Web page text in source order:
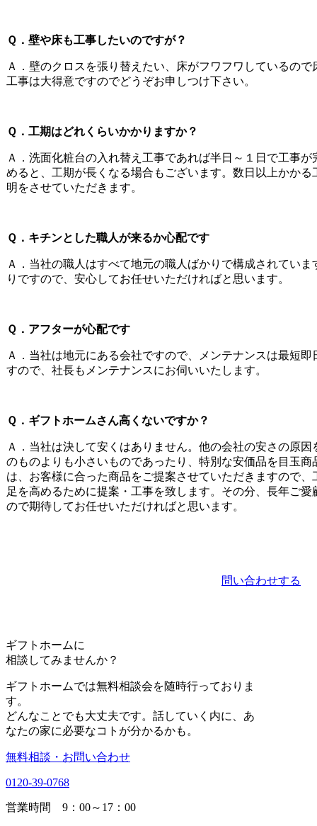
Ｑ．壁や床も工事したいのですが？
Ａ．壁のクロスを張り替えたい、床がフワフワしているの
工事は大得意ですのでどうぞお申しつけ下さい。
Ｑ．工期はどれくらいかかりますか？
Ａ．洗面化粧台の入れ替え工事であれば半日～１日で工事
めると、工期が長くなる場合もございます。数日以上かか
明をさせていただきます。
Ｑ．キチンとした職人が来るか心配です
Ａ．当社の職人はすべて地元の職人ばかりで構成されてい
りですので、安心してお任せいただければと思います。
Ｑ．アフターが心配です
Ａ．当社は地元にある会社ですので、メンテナンスは最短
すので、社長もメンテナンスにお伺いいたします。
Ｑ．ギフトホームさん高くないですか？
Ａ．当社は決して安くはありません。他の会社の安さの原
のものよりも小さいものであったり、特別な安価品を目玉
は、お客様に合った商品をご提案させていただきますので
足を高めるために提案・工事を致します。その分、長年ご
ので期待してお任せいただければと思います。
問い合わせする
ギフトホームに
相談 してみませんか？
ギフトホームでは無料相談会を随時行っておりま
す。
どんなことでも大丈夫です。話していく内に、あ
なたの家に必要なコトが分かるかも。
無料相談・お問い合わせ
0120-39-0768
営業時間 9：00～17：00